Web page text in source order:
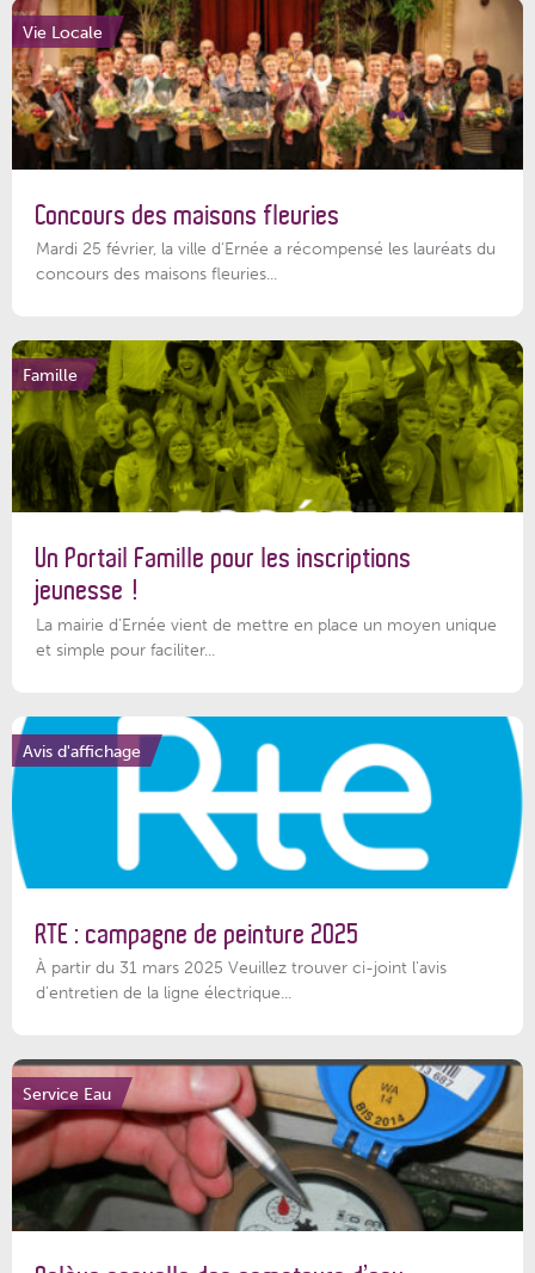
Vie Locale
Concours des maisons fleuries
Mardi 25 février, la ville d'Ernée a récompensé les lauréats du
concours des maisons fleuries...
Famille
Un Portail Famille pour les inscriptions
jeunesse !
La mairie d’Ernée vient de mettre en place un moyen unique
et simple pour faciliter...
Avis d'affichage
RTE : campagne de peinture 2025
À partir du 31 mars 2025 Veuillez trouver ci-joint l'avis
d'entretien de la ligne électrique...
Service Eau